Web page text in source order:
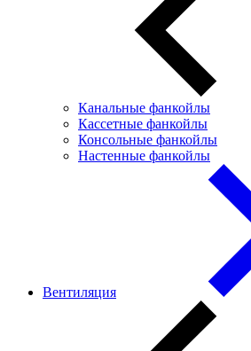
Канальные фанкойлы
Кассетные фанкойлы
Консольные фанкойлы
Настенные фанкойлы
Вентиляция